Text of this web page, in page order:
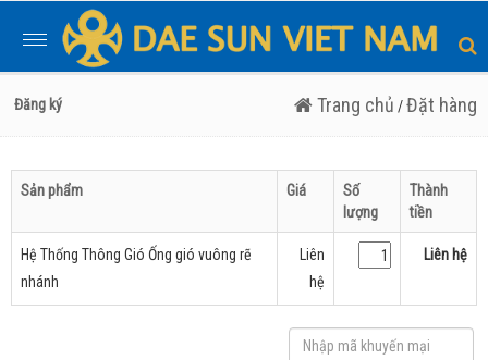
Toggle
navigation
Đăng ký
Trang chủ /Đặt hàng
Sản phẩm Giá
Số
lượng
Thành
tiền
Hệ Thống Thông Gió Ống gió vuông rẽ
nhánh
Liên
hệ
Liên hệ